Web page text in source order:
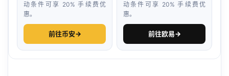
动条件可享 20% 手续费优
惠。
前往币安→
动条件可享 20% 手续费优
惠。
前往欧易→